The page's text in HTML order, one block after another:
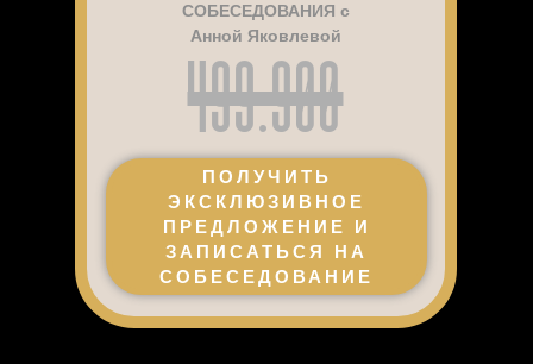
СОБЕСЕДОВАНИЯ с
Анной Яковлевой
ПОЛУЧИТЬ
ЭКСКЛЮЗИВНОЕ
ПРЕДЛОЖЕНИЕ И
ЗАПИСАТЬСЯ НА
СОБЕСЕДОВАНИЕ
499.900